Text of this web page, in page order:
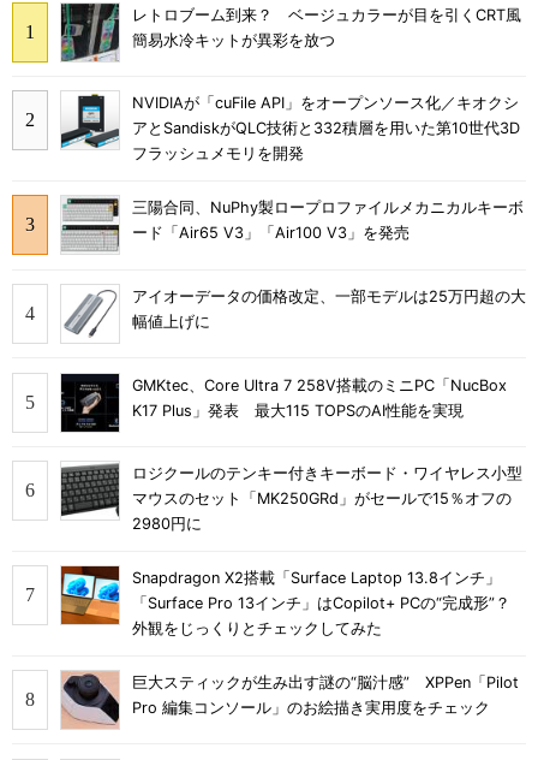
レトロブーム到来？ ベージュカラーが目を引くCRT風
簡易水冷キットが異彩を放つ
NVIDIAが「cuFile API」をオープンソース化／キオクシ
アとSandiskがQLC技術と332積層を用いた第10世代3D
フラッシュメモリを開発
三陽合同、NuPhy製ロープロファイルメカニカルキーボ
ード「Air65 V3」「Air100 V3」を発売
アイオーデータの価格改定、一部モデルは25万円超の大
幅値上げに
GMKtec、Core Ultra 7 258V搭載のミニPC「NucBox
K17 Plus」発表 最大115 TOPSのAI性能を実現
ロジクールのテンキー付きキーボード・ワイヤレス小型
マウスのセット「MK250GRd」がセールで15％オフの
2980円に
Snapdragon X2搭載「Surface Laptop 13.8インチ」
「Surface Pro 13インチ」はCopilot+ PCの“完成形”？
外観をじっくりとチェックしてみた
巨大スティックが生み出す謎の“脳汁感” XPPen「Pilot
Pro 編集コンソール」のお絵描き実用度をチェック